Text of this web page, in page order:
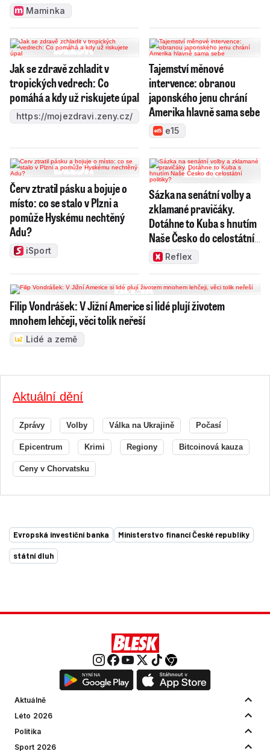
Maminka
Jak se zdravě zchladit v
tropických vedrech: Co
pomáhá a kdy už riskujete úpal
https://mojezdravi.zeny.cz/
Tajemství měnové
intervence: obranou
japonského jenu chrání
Amerika hlavně sama sebe
e15
Červ ztratil pásku a bojuje o
místo: co se stalo v Plzni a
pomůže Hyskému nechtěný
Adu?
iSport
Sázka na senátní volby a
zklamané pravičáky.
Dotáhne to Kuba s hnutím
Naše Česko do celostátní
politiky?
Reflex
Filip Vondrášek: V Jižní Americe si lidé plují životem
mnohem lehčeji, věci tolik neřeší
Lidé a země
Aktuální dění
Zprávy Volby Válka na Ukrajině Počasí
Epicentrum Krimi Regiony Bitcoinová kauza
Ceny v Chorvatsku
Evropská investiční banka Ministerstvo financí České republiky
státní dluh
Aktuálně
Léto 2026
Politika
Sport 2026